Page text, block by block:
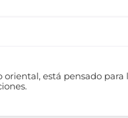
está pensado para